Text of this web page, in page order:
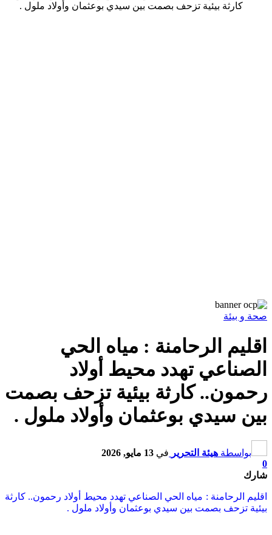
كارثة بيئية تزحف بصمت بين سيدي بوعثمان وأولاد ملول .
صحة و بيئة
اقليم الرحامنة : مياه الحي
الصناعي تهدد محيط أولاد
رحمون.. كارثة بيئية تزحف بصمت
بين سيدي بوعثمان وأولاد ملول .
بواسطة هيئة التحرير في 13 مايو, 2026
0
شارك
اقليم الرحامنة : مياه الحي الصناعي تهدد محيط أولاد رحمون.. كارثة
بيئية تزحف بصمت بين سيدي بوعثمان وأولاد ملول .